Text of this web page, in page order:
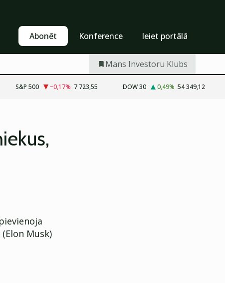
Abonēt Konference Ieiet portālā
Mans Investoru Klubs
S&P 500 −0,17% 7 723,55 DOW 30 0,49% 54 349,12
Musk)